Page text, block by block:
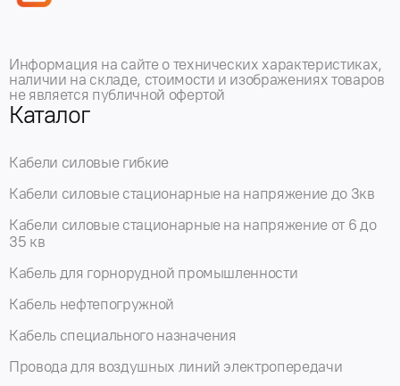
Информация на сайте о технических характеристиках,
наличии на складе, стоимости и изображениях товаров
не является публичной офертой
Каталог
Кабели силовые гибкие
Кабели силовые стационарные на напряжение до 3кв
Кабели силовые стационарные на напряжение от 6 до
35 кв
Кабель для горнорудной промышленности
Кабель нефтепогружной
Кабель специального назначения
Провода для воздушных линий электропередачи